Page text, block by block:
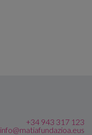
+34 943 317 123
info@matiafundazioa.eus